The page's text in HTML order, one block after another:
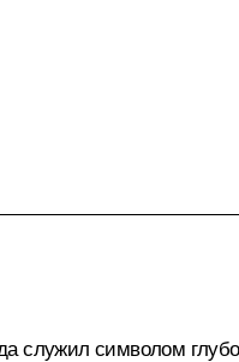
служил символом